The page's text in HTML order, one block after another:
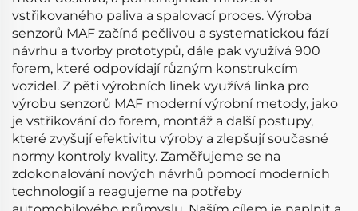
vstřikovaného paliva a spalovací proces. Výroba
senzorů MAF začíná pečlivou a systematickou fází
návrhu a tvorby prototypů, dále pak využívá 900
forem, které odpovídají různým konstrukcím
vozidel. Z pěti výrobních linek využívá linka pro
výrobu senzorů MAF moderní výrobní metody, jako
je vstřikování do forem, montáž a další postupy,
které zvyšují efektivitu výroby a zlepšují současné
normy kontroly kvality. Zaměřujeme se na
zdokonalování nových návrhů pomocí moderních
technologií a reagujeme na potřeby